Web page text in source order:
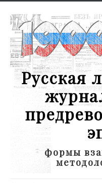
Русская
формы